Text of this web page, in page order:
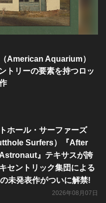
American Aquarium）
トリーの要素を持つロッ
ホール・サーファーズ
Surfers）『After
』テキサスが誇
セントリック集団による
未発表作がついに解禁!
2026年08月07日